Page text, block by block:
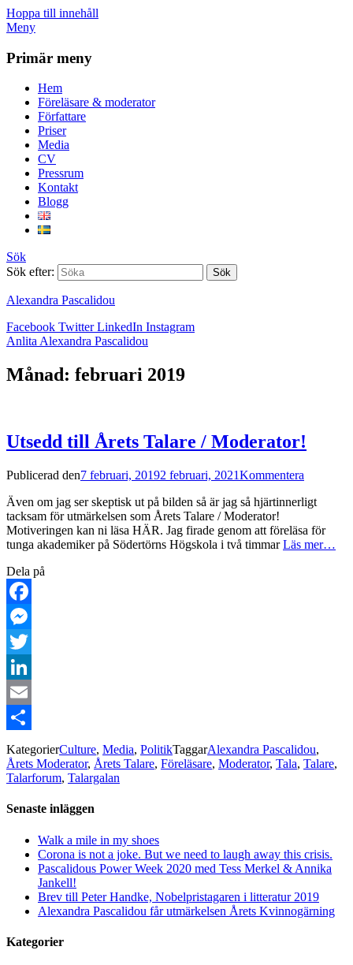
Hoppa till innehåll
Meny
Primär meny
Hem
Föreläsare & moderator
Författare
Priser
Media
CV
Pressrum
Kontakt
Blogg
Sök
Sök efter:
Alexandra Pascalidou
Facebook Twitter LinkedIn Instagram
Anlita Alexandra Pascalidou
Månad: februari 2019
Utsedd till Årets Talare / Moderator!
Publicerad den7 februari, 20192 februari, 2021Kommentera
Även om jag ser skeptisk ut på bilden så är jag så hjärtinnerligt
tacksam för utmärkelsen som Årets Talare / Moderator!
Motiveringen kan ni läsa HÄR. Jag firade genom att föreläsa för
tunga akademiker på Södertörns Högskola i två timmarLäs mer…
Dela på
Facebook
Messenger
Twitter
LinkedIn
Email
Dela
KategorierCulture, Media, PolitikTaggarAlexandra Pascalidou,
Årets Moderator, Årets Talare, Föreläsare, Moderator, Tala, Talare,
Talarforum, Talargalan
Senaste inläggen
Walk a mile in my shoes
Corona is not a joke. But we need to laugh away this crisis.
Pascalidous Power Week 2020 med Tess Merkel & Annika
Jankell!
Brev till Peter Handke, Nobelpristagaren i litteratur 2019
Alexandra Pascalidou får utmärkelsen Årets Kvinnogärning
Kategorier